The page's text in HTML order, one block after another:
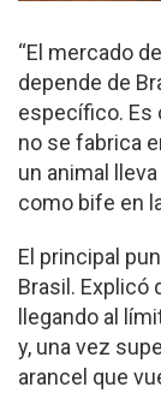
“El mercado
depende de
específico. Es
no se fabrica
un animal
como bife en
El principal
Brasil. Explicó
llegando al
y, una vez
arancel que